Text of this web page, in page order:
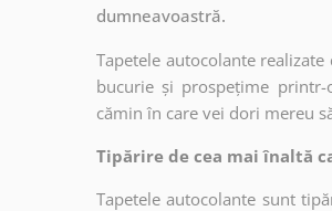
dumneavoastră.
Tapetele autocolante
bucurie și prospețime
cămin în care vei dori mereu
Tipărire de cea mai înaltă
Tapetele autocolante sunt